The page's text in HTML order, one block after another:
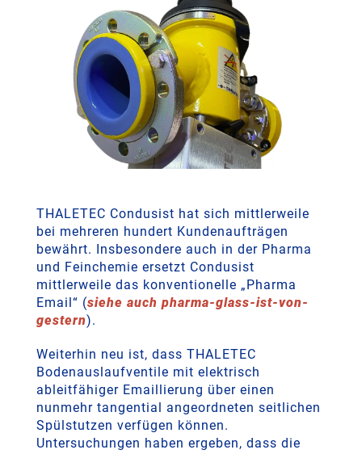
THALETEC Condusist hat sich mittlerweile
bei mehreren hundert Kundenaufträgen
bewährt. Insbesondere auch in der Pharma
und Feinchemie ersetzt Condusist
mittlerweile das konventionelle „Pharma
Email“ (siehe auch pharma-glass-ist-von-
gestern).
Weiterhin neu ist, dass THALETEC
Bodenauslaufventile mit elektrisch
ableitfähiger Emaillierung über einen
nunmehr tangential angeordneten seitlichen
Spülstutzen verfügen können.
Untersuchungen haben ergeben, dass die